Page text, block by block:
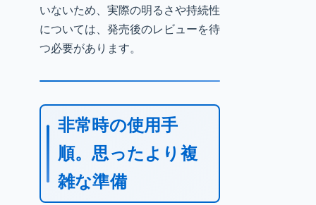
いないため、実際の明るさや持続性
については、発売後のレビューを待
つ必要があります。
非常時の使用手
順。思ったより複
雑な準備